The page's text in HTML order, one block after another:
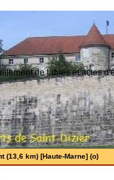
de tables et actes
(13,6 km) [Haute-Marne] (o)